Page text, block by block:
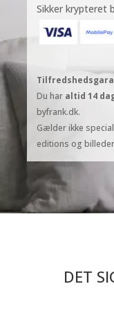
Sikker krypteret
Du har altid 14
byfrank.dk.
Gælder ikke
editions og
DET